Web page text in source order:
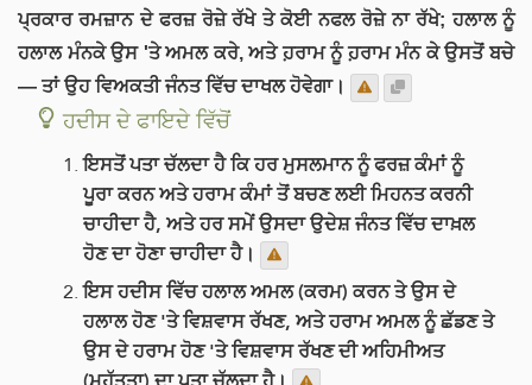
ਪ੍ਰਕਾਰ ਰਮਜ਼ਾਨ ਦੇ ਫਰਜ਼ ਰੋਜ਼ੇ ਰੱਖੇ ਤੇ ਕੋਈ ਨਫਲ ਰੋਜ਼ੇ ਨਾ ਰੱਖੇ; ਹਲਾਲ ਨੂੰ
ਹਲਾਲ ਮੰਨਕੇ ਉਸ 'ਤੇ ਅਮਲ ਕਰੇ, ਅਤੇ ਹ਼ਰਾਮ ਨੂੰ ਹ਼ਰਾਮ ਮੰਨ ਕੇ ਉਸਤੋਂ ਬਚੇ
— ਤਾਂ ਉਹ ਵਿਅਕਤੀ ਜੰਨਤ ਵਿੱਚ ਦਾਖਲ ਹੋਵੇਗਾ।
ਹਦੀਸ ਦੇ ਫਾਇਦੇ ਵਿੱਚੋਂ
ਇਸਤੋਂ ਪਤਾ ਚੱਲਦਾ ਹੈ ਕਿ ਹਰ ਮੁਸਲਮਾਨ ਨੂੰ ਫਰਜ਼ ਕੰਮਾਂ ਨੂੰ
ਪੂਰਾ ਕਰਨ ਅਤੇ ਹਰਾਮ ਕੰਮਾਂ ਤੋਂ ਬਚਣ ਲਈ ਮਿਹਨਤ ਕਰਨੀ
ਚਾਹੀਦਾ ਹੈ, ਅਤੇ ਹਰ ਸਮੇਂ ਉਸਦਾ ਉਦੇਸ਼ ਜੰਨਤ ਵਿੱਚ ਦਾਖ਼ਲ
ਹੋਣ ਦਾ ਹੋਣਾ ਚਾਹੀਦਾ ਹੈ।
ਇਸ ਹਦੀਸ ਵਿੱਚ ਹਲਾਲ ਅਮਲ (ਕਰਮ) ਕਰਨ ਤੇ ਉਸ ਦੇ
ਹਲਾਲ ਹੋਣ 'ਤੇ ਵਿਸ਼ਵਾਸ ਰੱਖਣ, ਅਤੇ ਹਰਾਮ ਅਮਲ ਨੂੰ ਛੱਡਣ ਤੇ
ਉਸ ਦੇ ਹਰਾਮ ਹੋਣ 'ਤੇ ਵਿਸ਼ਵਾਸ ਰੱਖਣ ਦੀ ਅਹਿਮੀਅਤ